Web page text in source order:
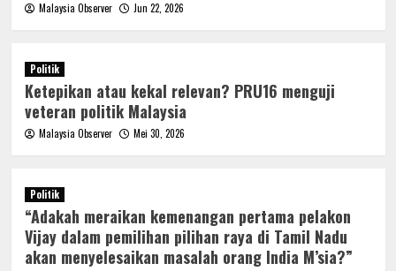
Malaysia Observer Jun 22, 2026
Politik
Ketepikan atau kekal relevan? PRU16 menguji
veteran politik Malaysia
Malaysia Observer Mei 30, 2026
Politik
“Adakah meraikan kemenangan pertama pelakon
Vijay dalam pemilihan pilihan raya di Tamil Nadu
akan menyelesaikan masalah orang India M’sia?”